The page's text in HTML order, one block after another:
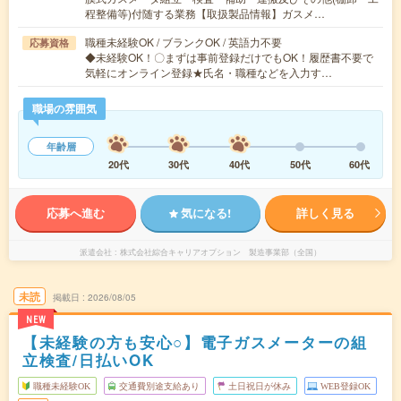
程整備等)付随する業務【取扱製品情報】ガスメ…
応募資格
職種未経験OK / ブランクOK / 英語力不要
◆未経験OK！〇まずは事前登録だけでもOK！履歴書不要で
気軽にオンライン登録★氏名・職種などを入力す…
職場の雰囲気
年齢層
20代
30代 40代 50代 60代
応募へ進む 気になる! 詳しく見る
派遣会社 株式会社綜合キャリアオプション 製造事業部（全国）
未読
NEW
掲載日 2026/08/05
【未経験の方も安心○】電子ガスメーターの組
立検査/日払いOK
職種未経験OK 交通費別途支給あり 土日祝日が休み WEB登録OK